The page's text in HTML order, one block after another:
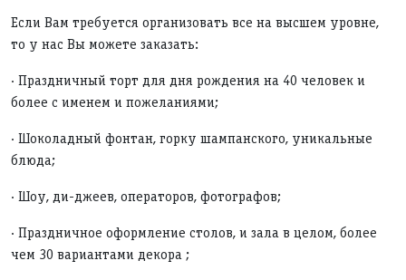
Если Вам требуется организовать все на высшем уровне,
то у нас Вы можете заказать:
· Праздничный торт для дня рождения на 40 человек и
более с именем и пожеланиями;
· Шоколадный фонтан, горку шампанского, уникальные
блюда;
· Шоу, ди-джеев, операторов, фотографов;
· Праздничное оформление столов, и зала в целом, более
чем 30 вариантами декора ;